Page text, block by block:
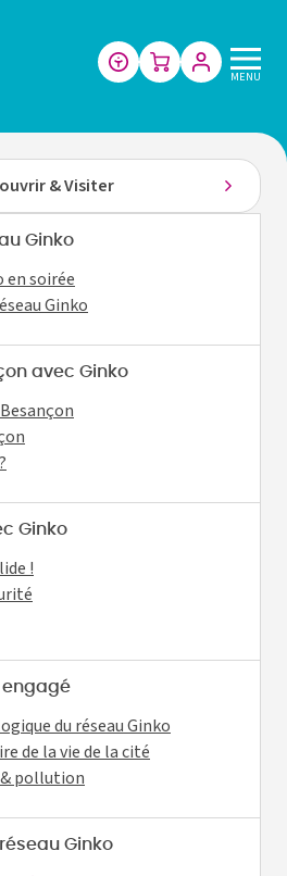
MENU
& Visiter
Ginko
en soirée
Ginko
avec Ginko
Ginko
!
engagé
du réseau Ginko
de la vie de la cité
pollution
Ginko